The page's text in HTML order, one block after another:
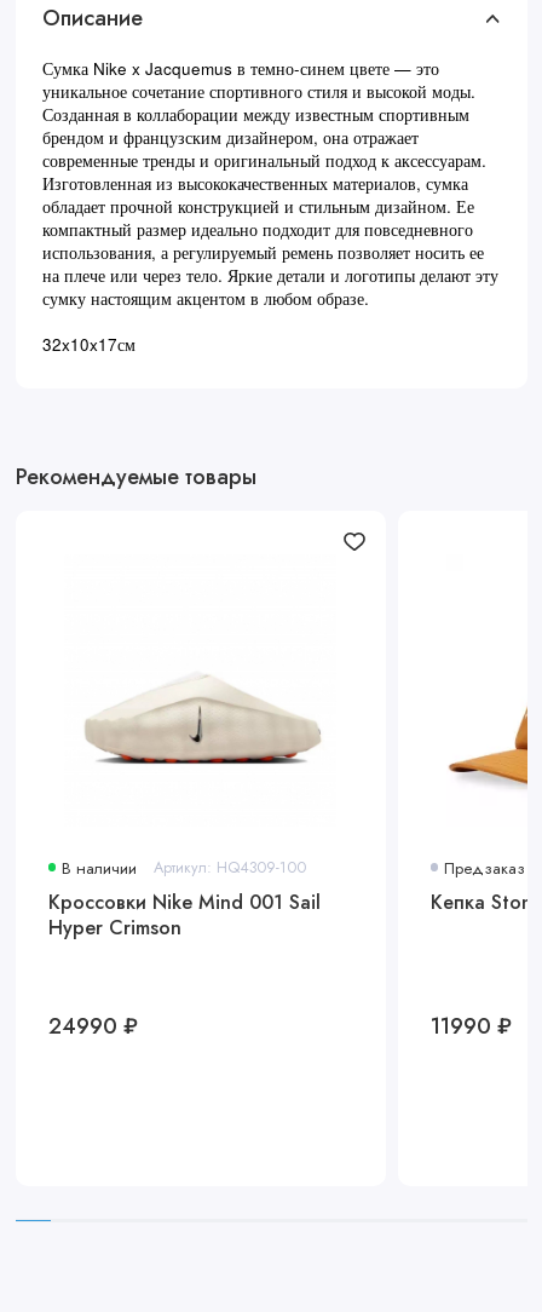
Описание
Сумка Nike x Jacquemus в темно-синем цвете — это
уникальное сочетание спортивного стиля и высокой моды.
Созданная в коллаборации между известным спортивным
брендом и французским дизайнером, она отражает
современные тренды и оригинальный подход к аксессуарам.
Изготовленная из высококачественных материалов, сумка
обладает прочной конструкцией и стильным дизайном. Ее
компактный размер идеально подходит для повседневного
использования, а регулируемый ремень позволяет носить ее
на плече или через тело. Яркие детали и логотипы делают эту
сумку настоящим акцентом в любом образе.
32x10x17см
Рекомендуемые товары
В наличии Артикул: HQ4309-100
Кроссовки Nike Mind 001 Sail
Hyper Crimson
24990 ₽
Предзаказ
Кепка
11990 ₽